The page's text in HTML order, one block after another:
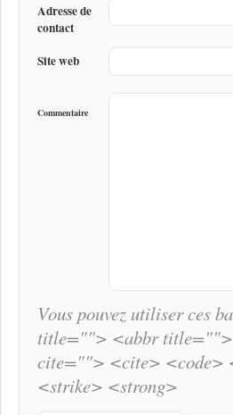
Adresse de
contact
Site web
Commentaire
Vous pouvez utiliser ces
title=""> <abbr title="">
cite=""> <cite> <code>
<strike> <strong>